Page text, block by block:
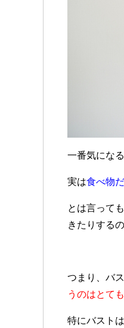
一番気にな
実は食べ物
とは言って
きたりする
つまり、バ
うのはとて
特にバスト